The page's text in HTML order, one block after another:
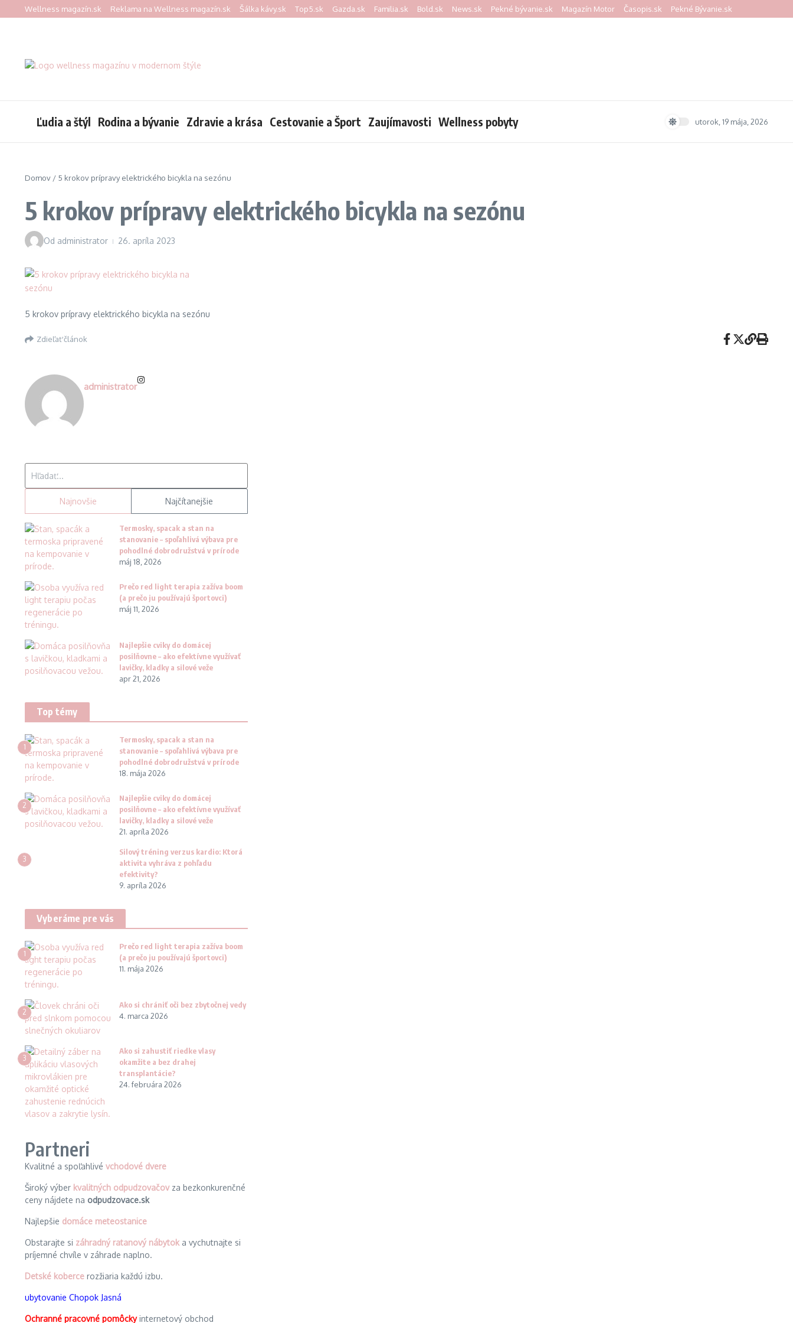
Preskočiť na obsah
Wellness magazín.sk Reklama na Wellness magazín.sk Šálka kávy.sk Top5.sk Gazda.sk Familia.sk Bold.sk News.sk Pekné bývanie.sk Magazín Motor Časopis.sk Pekné Bývanie.sk
Ľudia a štýl Rodina a bývanie Zdravie a krása Cestovanie a Šport Zaujímavosti Wellness pobyty utorok, 19 mája, 2026
Domov / 5 krokov prípravy elektrického bicykla na sezónu
5 krokov prípravy elektrického bicykla na sezónu
Od administrator 26. apríla 2023
5 krokov prípravy elektrického bicykla na sezónu
Zdieľať článok
administrator
Najnovšie Najčítanejšie
Termosky, spacak a stan na
stanovanie – spoľahlivá výbava pre
pohodlné dobrodružstvá v prírode
máj 18, 2026
Prečo red light terapia zažíva boom
(a prečo ju používajú športovci)
máj 11, 2026
Najlepšie cviky do domácej
posilňovne – ako efektívne využívať
lavičky, kladky a silové veže
apr 21, 2026
Top témy
1
Termosky, spacak a stan na
stanovanie – spoľahlivá výbava pre
pohodlné dobrodružstvá v prírode
18. mája 2026
2
Najlepšie cviky do domácej
posilňovne – ako efektívne využívať
lavičky, kladky a silové veže
21. apríla 2026
3
Silový tréning verzus kardio: Ktorá
aktivita vyhráva z pohľadu
efektivity?
9. apríla 2026
Vyberáme pre vás
1
Prečo red light terapia zažíva boom
(a prečo ju používajú športovci)
11. mája 2026
2
Ako si chrániť oči bez zbytočnej vedy
4. marca 2026
3
Ako si zahustiť riedke vlasy
okamžite a bez drahej
transplantácie?
24. februára 2026
Partneri
Kvalitné a spoľahlivé vchodové dvere
Široký výber kvalitných odpudzovačovza bezkonkurenčné
ceny nájdete na odpudzovace.sk
Najlepšie domáce meteostanice
Obstarajte si záhradný ratanový nábytok a vychutnajte si
príjemné chvíle v záhrade naplno.
Detské koberce rozžiaria každú izbu.
ubytovanie Chopok Jasná
Ochranné pracovné pomôckyinternetový obchod